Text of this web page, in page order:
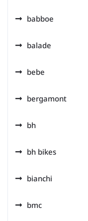
babboe
balade
bebe
bergamont
bh
bh bikes
bianchi
bmc